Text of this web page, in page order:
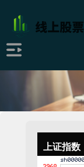
上证指数